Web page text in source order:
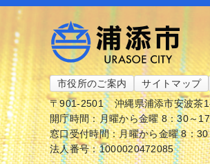
市役所のご案内 サイトマップ
〒901-2501
沖縄県浦添市安波茶
開庁時間：月曜から金曜 8：30～
窓口受付時間：月曜から金曜 8：
法人番号：1000020472085